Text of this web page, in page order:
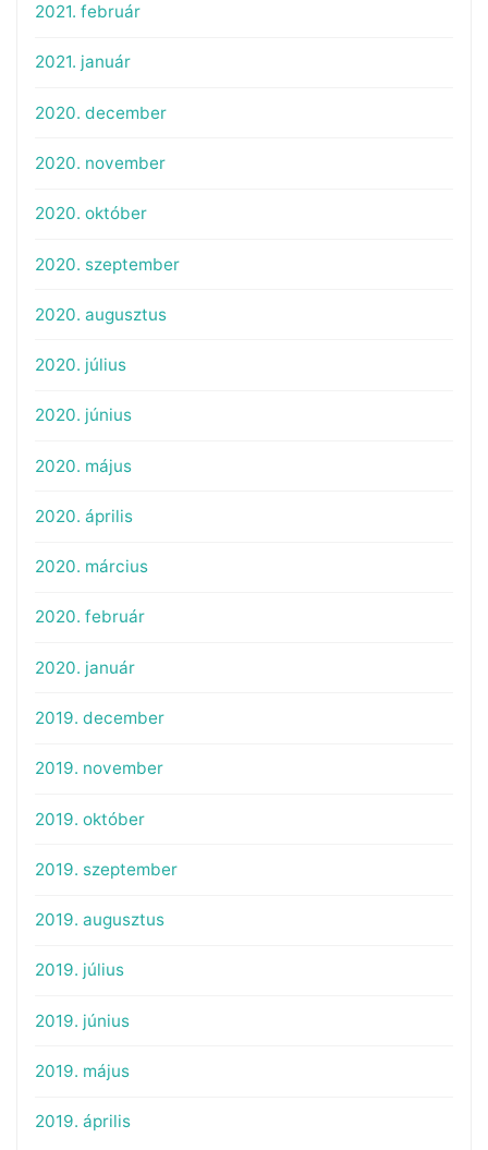
2021. február
2021. január
2020. december
2020. november
2020. október
2020. szeptember
2020. augusztus
2020. július
2020. június
2020. május
2020. április
2020. március
2020. február
2020. január
2019. december
2019. november
2019. október
2019. szeptember
2019. augusztus
2019. július
2019. június
2019. május
2019. április